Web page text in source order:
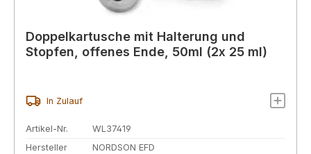
Doppelkartusche mit Halterung und
Stopfen, offenes Ende, 50ml (2x 25 ml)
In Zulauf
Artikel-Nr.
WL37419
Hersteller
NORDSON EFD